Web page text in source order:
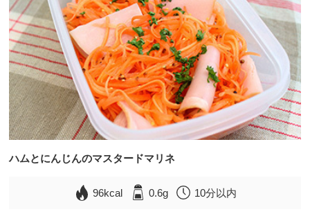
ハムとにんじんのマスタードマリネ
96kcal 0.6g 10分以内